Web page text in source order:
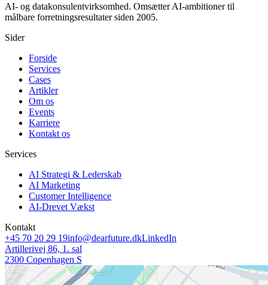
AI- og datakonsulentvirksomhed. Omsætter AI-ambitioner til
målbare forretningsresultater siden 2005.
Sider
Forside
Services
Cases
Artikler
Om os
Events
Karriere
Kontakt os
Services
AI Strategi & Lederskab
AI Marketing
Customer Intelligence
AI-Drevet Vækst
Kontakt
+45 70 20 29 19info@dearfuture.dkLinkedIn
Artillerivej 86, 1. sal
2300 Copenhagen S